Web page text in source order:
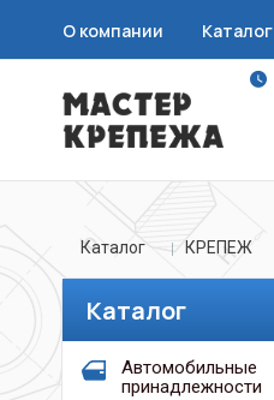
О компании Каталог
Каталог КРЕПЕЖ
Каталог
Автомобильные
принадлежности